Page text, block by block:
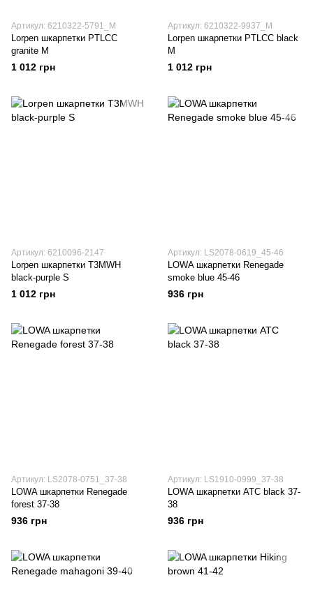
Артикул: 6210322-5791_M
Lorpen шкарпетки PTLCC
granite M
1 012 грн
Артикул: 6210322-9937_M
Lorpen шкарпетки PTLCC black
M
1 012 грн
Артикул: 6210096-2147
Lorpen шкарпетки T3MWH
black-purple S
1 012 грн
Артикул: LS2078-0619_45-46
LOWA шкарпетки Renegade
smoke blue 45-46
936 грн
Артикул: LS2078-0751_37-38
LOWA шкарпетки Renegade
forest 37-38
936 грн
Артикул: LS1910-0999_37-38
LOWA шкарпетки ATC black 37-
38
936 грн